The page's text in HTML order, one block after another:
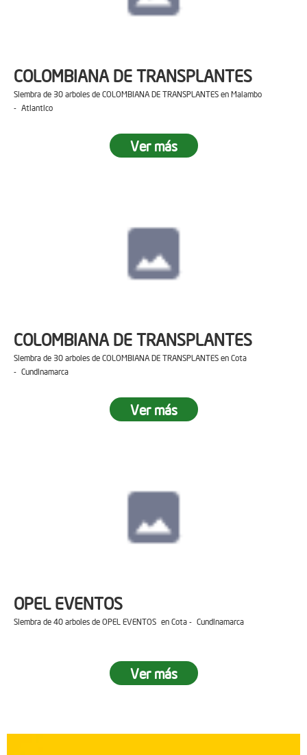
COLOMBIANA DE TRANSPLANTES
Siembra de 30 arboles de COLOMBIANA DE TRANSPLANTES en Malambo
- Atlantico
Ver más
COLOMBIANA DE TRANSPLANTES
Siembra de 30 arboles de COLOMBIANA DE TRANSPLANTES en Cota
- Cundinamarca
Ver más
OPEL EVENTOS
Siembra de 40 arboles de OPEL EVENTOS en Cota - Cundinamarca
Ver más